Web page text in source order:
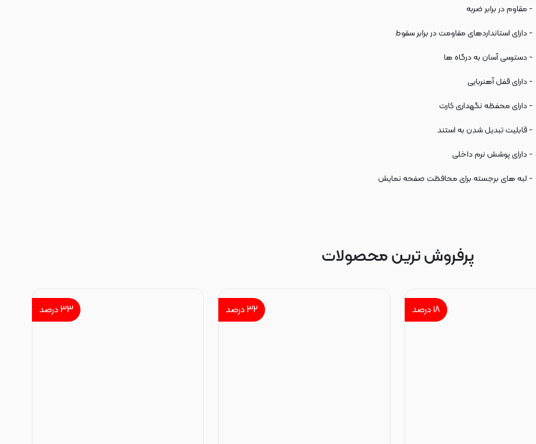
- مقاوم در برابر ضربه
- دارای استانداردهای مقاومت در برابر سقوط
- دسترسی آسان به درگاه ها
- دارای قفل آهنربایی
- دارای محفظه نگهداری کارت
- قابلیت تبدیل شدن به استند
- دارای پوشش نرم داخلی
- لبه های برجسته برای محافظت صفحه نمایش
پرفروش ترین محصولات
۱۸درصد ۳۲درصد ۳۳درصد